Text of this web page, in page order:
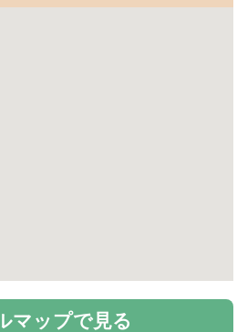
マップで見る